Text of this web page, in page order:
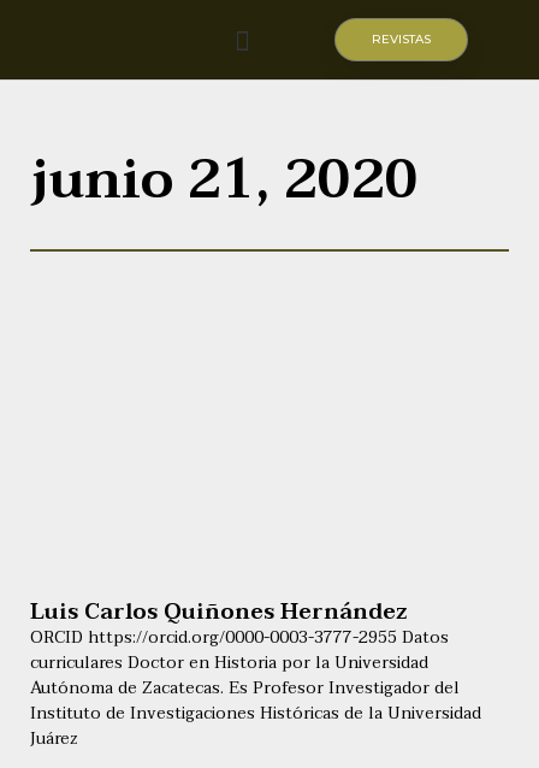
REVISTAS
junio 21, 2020
Luis Carlos Quiñones Hernández
ORCID https://orcid.org/0000-0003-3777-2955 Datos
curriculares Doctor en Historia por la Universidad
Autónoma de Zacatecas. Es Profesor Investigador del
Instituto de Investigaciones Históricas de la Universidad
Juárez